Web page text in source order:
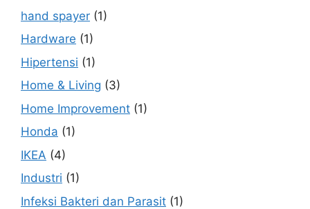
hand spayer (1)
Hardware (1)
Hipertensi (1)
Home & Living (3)
Home Improvement (1)
Honda (1)
IKEA (4)
Industri (1)
Infeksi Bakteri dan Parasit (1)